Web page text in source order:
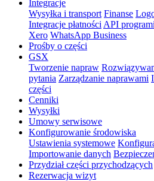
Integracje
Wysyłka i transport Finanse
Integracje płatności API
Xero WhatsApp Business
Prośby o części
GSX
Tworzenie napraw
pytania Zarządzanie naprawami
części
Cenniki
Wysyłki
Umowy serwisowe
Konfigurowanie środowiska
Ustawienia systemowe
Importowanie danych
Przydział części przychodzących
Rezerwacja wizyt